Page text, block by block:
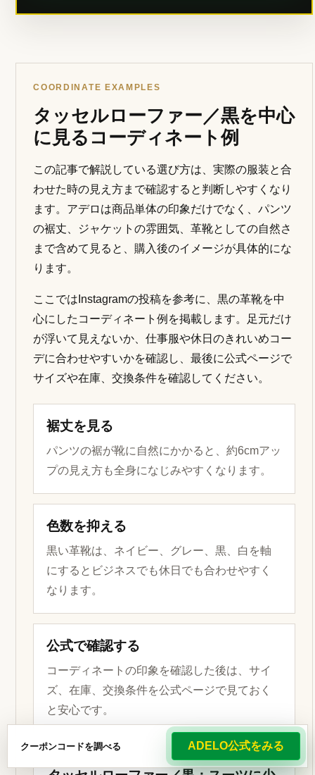
COORDINATE EXAMPLES
タッセルローファー／黒を中心
に見るコーディネート例
この記事で解説している選び方は、実際の服装と合
わせた時の見え方まで確認すると判断しやすくなり
ます。アデロは商品単体の印象だけでなく、パンツ
の裾丈、ジャケットの雰囲気、革靴としての自然さ
まで含めて見ると、購入後のイメージが具体的にな
ります。
ここではInstagramの投稿を参考に、黒の革靴を中
心にしたコーディネート例を掲載します。足元だけ
が浮いて見えないか、仕事服や休日のきれいめコー
デに合わせやすいかを確認し、最後に公式ページで
サイズや在庫、交換条件を確認してください。
裾丈を見る
パンツの裾が靴に自然にかかると、約6cmアッ
プの見え方も全身になじみやすくなります。
色数を抑える
黒い革靴は、ネイビー、グレー、黒、白を軸
にするとビジネスでも休日でも合わせやすく
なります。
公式で確認する
コーディネートの印象を確認した後は、サイ
ズ、在庫、交換条件を公式ページで見ておく
と安心です。
クーポンコードを調べる ADELO公式をみる